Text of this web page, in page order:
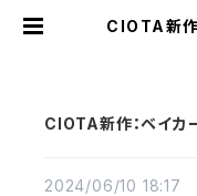
CIOTA新作
CIOTA新作：ベイカ
2024/06/10 18:17